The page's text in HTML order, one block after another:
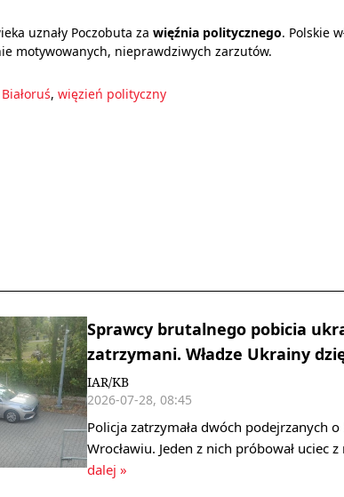
uznały Poczobuta za więźnia politycznego. Polskie
motywowanych, nieprawdziwych zarzutów.
Białoruś, więzień polityczny
Sprawcy brutalnego pobicia
zatrzymani. Władze Ukrainy
IAR/KB
2026-07-28, 08:45
Policja zatrzymała dwóch podejrzanych
Wrocławiu. Jeden z nich próbował uciec
dalej »